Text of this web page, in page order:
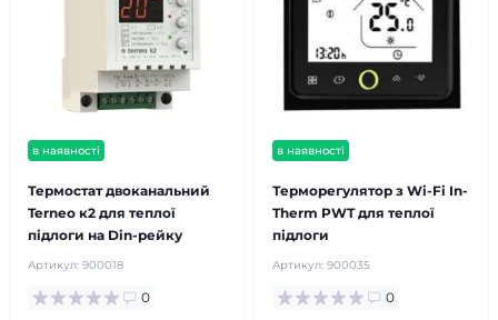
в наявності
Термостат двоканальний
Terneo к2 для теплої
підлоги на Din-рейку
Артикул: 900018
0
в наявності
Терморегулятор з Wi-Fi In-
Therm PWT для теплої
підлоги
Артикул: 900035
0